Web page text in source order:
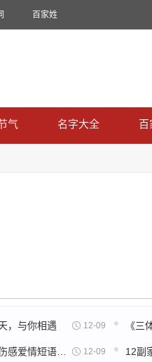
百家姓
气 名字大全 百
，与你相遇 12-09
12-09